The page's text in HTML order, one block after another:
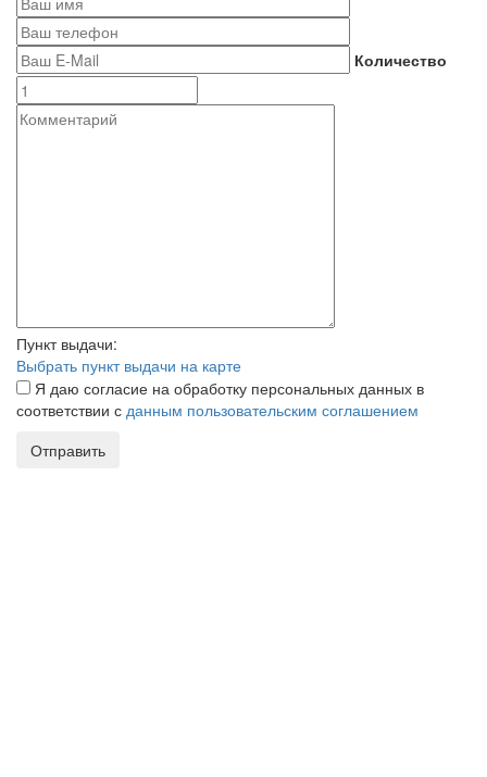
Количество
Пункт выдачи:
Выбрать пункт выдачи на карте
Я даю согласие на обработку персональных данных в
соответствии с данным пользовательским соглашением
Отправить